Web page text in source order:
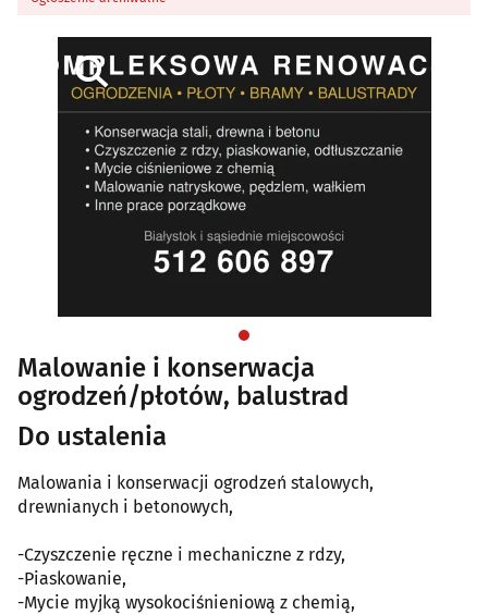
Malowanie i konserwacja
ogrodzeń/płotów, balustrad
Do ustalenia
Malowania i konserwacji ogrodzeń stalowych,
drewnianych i betonowych,
-Czyszczenie ręczne i mechaniczne z rdzy,
-Piaskowanie,
-Mycie myjką wysokociśnieniową z chemią,